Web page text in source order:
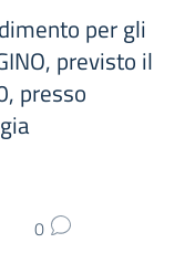
per gli
previsto il
presso
0